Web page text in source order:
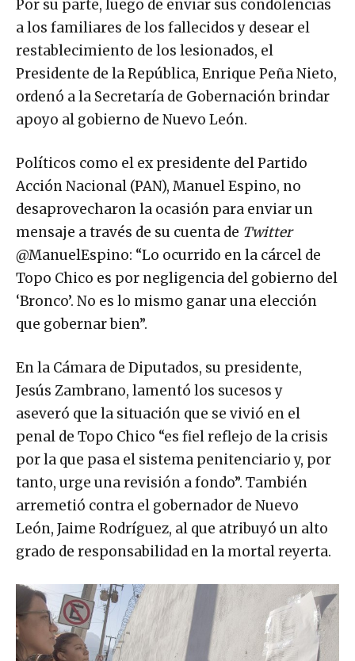
Por su parte, luego de enviar sus condolencias
a los familiares de los fallecidos y desear el
restablecimiento de los lesionados, el
Presidente de la República, Enrique Peña Nieto,
ordenó a la Secretaría de Gobernación brindar
apoyo al gobierno de Nuevo León.
Políticos como el ex presidente del Partido
Acción Nacional (PAN), Manuel Espino, no
desaprovecharon la ocasión para enviar un
mensaje a través de su cuenta de Twitter
Topo Chico es por negligencia del gobierno del
‘Bronco’. No es lo mismo ganar una elección
que gobernar bien”.
En la Cámara de Diputados, su presidente,
Jesús Zambrano, lamentó los sucesos y
aseveró que la situación que se vivió en el
penal de Topo Chico “es fiel reflejo de la crisis
por la que pasa el sistema penitenciario y, por
tanto, urge una revisión a fondo”. También
arremetió contra el gobernador de Nuevo
León, Jaime Rodríguez, al que atribuyó un alto
grado de responsabilidad en la mortal reyerta.